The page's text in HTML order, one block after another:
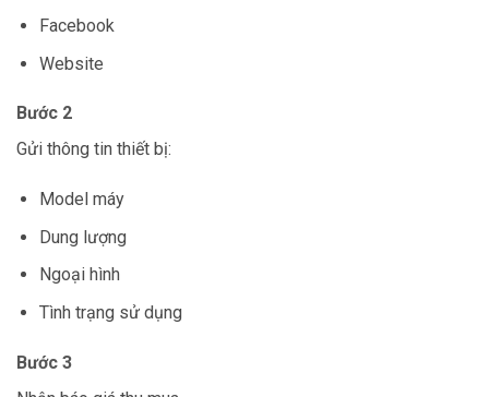
Facebook
Website
Bước 2
Gửi thông tin thiết bị:
Model máy
Dung lượng
Ngoại hình
Tình trạng sử dụng
Bước 3